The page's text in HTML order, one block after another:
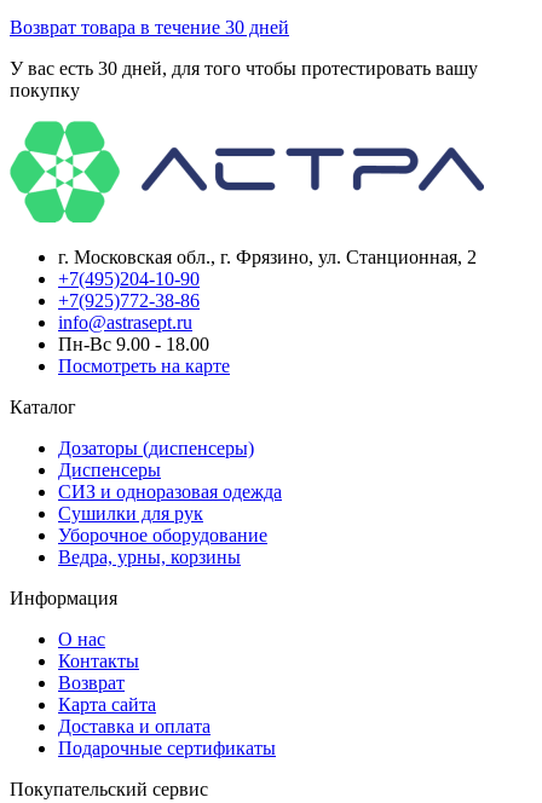
Возврат товара в течение 30 дней
У вас есть 30 дней, для того чтобы протестировать вашу
покупку
г. Московская обл., г. Фрязино, ул. Станционная, 2
+7(495)204-10-90
+7(925)772-38-86
info@astrasept.ru
Пн-Вс 9.00 - 18.00
Посмотреть на карте
Каталог
Дозаторы (диспенсеры)
Диспенсеры
СИЗ и одноразовая одежда
Сушилки для рук
Уборочное оборудование
Ведра, урны, корзины
Информация
О нас
Контакты
Возврат
Карта сайта
Доставка и оплата
Подарочные сертификаты
Покупательский сервис